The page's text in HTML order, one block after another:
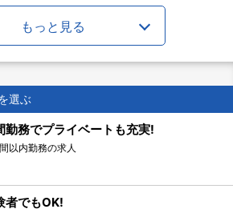
もっと見る
選ぶ
勤務でプライベートも充実!
以内勤務の求人
者でもOK!